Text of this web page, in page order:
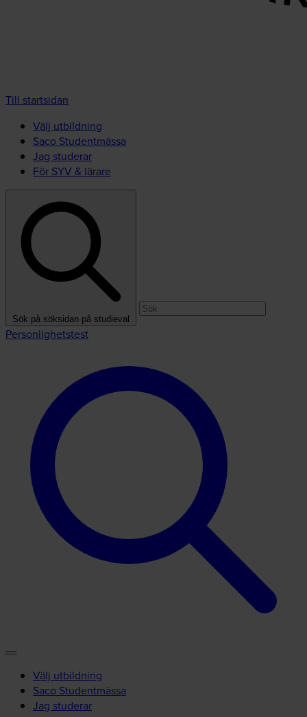
Till startsidan
Välj utbildning
Saco Studentmässa
Jag studerar
För SYV & lärare
Sök på söksidan på studieval
Personlighetstest
Välj utbildning
Saco Studentmässa
Jag studerar